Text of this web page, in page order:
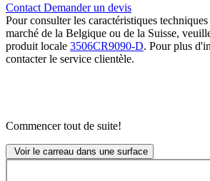
Contact Demander un devis
Pour consulter les caractéristiques
marché de la Belgique ou de la Suisse,
produit locale 3506CR9090-D. Pour plus
contacter le service clientèle.
Commencer tout de suite!
Voir le carreau dans une surface